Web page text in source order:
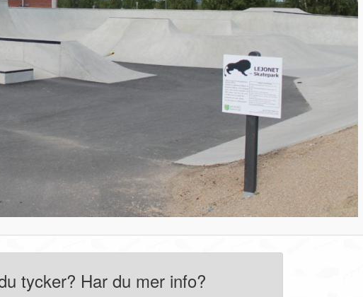
tycker? Har du mer info?